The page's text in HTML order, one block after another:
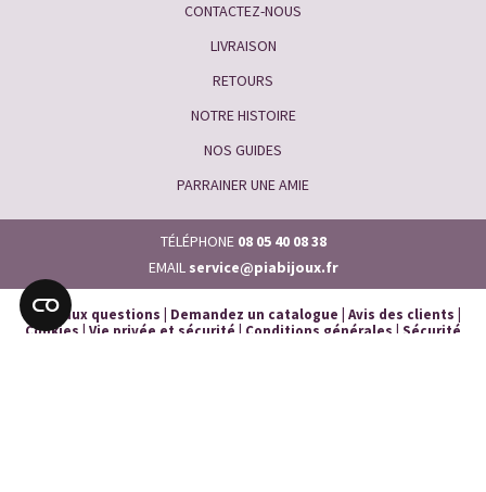
CONTACTEZ-NOUS
LIVRAISON
RETOURS
NOTRE HISTOIRE
NOS GUIDES
PARRAINER UNE AMIE
TÉLÉPHONE 08 05 40 08 38
EMAIL service@piabijoux.fr
Foire aux questions Demandez un catalogue Avis des clients
Cookies | Vie privée et sécurité | Conditions générales | Sécurité